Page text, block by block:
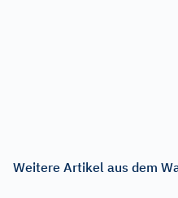
Weitere Artikel aus dem